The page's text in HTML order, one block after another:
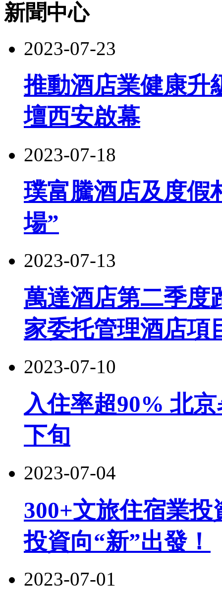
新聞中心
2023-07-23
推動酒店業健康升
壇西安啟幕
2023-07-18
璞富騰酒店及度假
場”
2023-07-13
萬達酒店第二季度
家委托管理酒店項
2023-07-10
入住率超90% 北
下旬
2023-07-04
300+文旅住宿業
投資向“新”出發！
2023-07-01